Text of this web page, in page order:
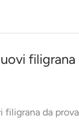
filigrana
filigrana da